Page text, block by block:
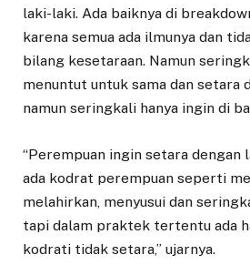
laki-laki. Ada baiknya di
karena semua ada ilmunya dan
bilang kesetaraan. Namun
menuntut untuk sama dan setara
namun seringkali hanya ingin di
“Perempuan ingin setara dengan
ada kodrat perempuan seperti
melahirkan, menyusui dan
tapi dalam praktek tertentu ada
kodrati tidak setara,” ujarnya.